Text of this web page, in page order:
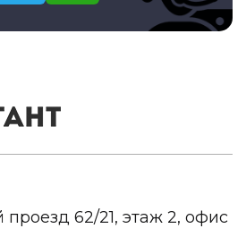
62/21, этаж 2, офис